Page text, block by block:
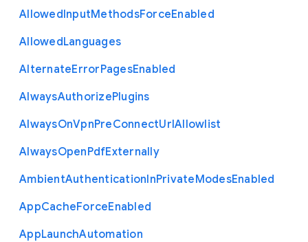
AllowedInputMethodsForceEnabled
AllowedLanguages
AlternateErrorPagesEnabled
AlwaysAuthorizePlugins
AlwaysOnVpnPreConnectUrlAllowlist
AlwaysOpenPdfExternally
AmbientAuthenticationInPrivateModesEnabled
AppCacheForceEnabled
AppLaunchAutomation